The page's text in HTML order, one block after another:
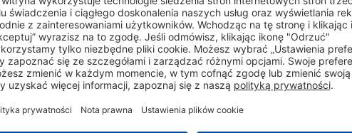
Instalacja elektryczna(355)
Złącza(23)
Kołpaki osłonowe do opraw downlight(8)